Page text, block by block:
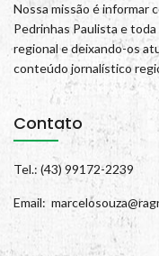
Nossa missão é informar
Pedrinhas Paulista e
regional e deixando-os
conteúdo jornalístico
Contato
Tel.: (43) 99172-2239
Email: